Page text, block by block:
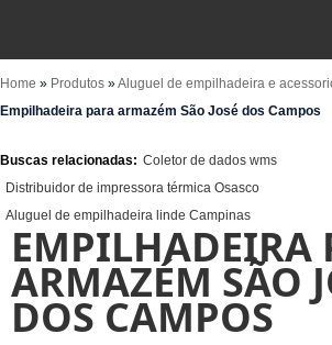
Home » Produtos »Aluguel de empilhadeira e
Empilhadeira para armazém São José dos Campos
Buscas relacionadas: Coletor de dados wms
Distribuidor de impressora térmica Osasco
Aluguel de empilhadeira linde Campinas
EMPILHADEIRA
ARMAZÉM SÃO
DOS CAMPOS